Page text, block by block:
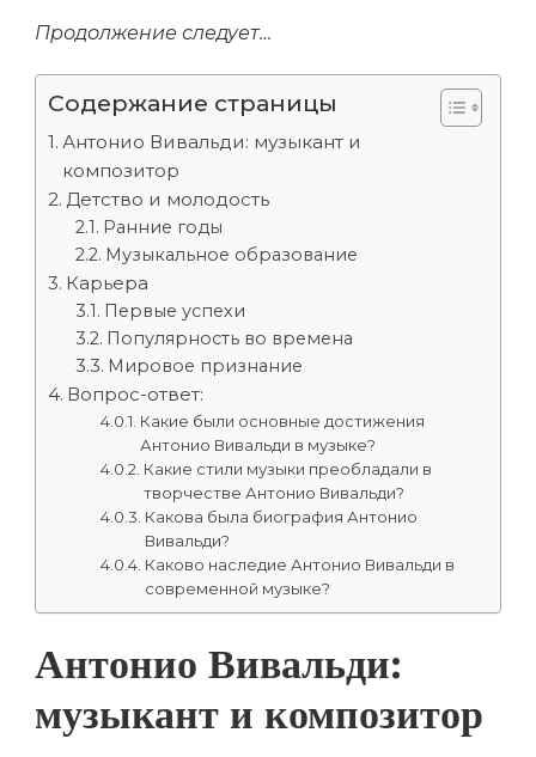
Продолжение следует…
Содержание страницы
Антонио Вивальди: музыкант и
композитор
Детство и молодость
Ранние годы
Музыкальное образование
Карьера
Первые успехи
Популярность во времена
Мировое признание
Вопрос-ответ:
Какие были основные достижения
Антонио Вивальди в музыке?
Какие стили музыки преобладали в
творчестве Антонио Вивальди?
Какова была биография Антонио
Вивальди?
Каково наследие Антонио Вивальди в
современной музыке?
Антонио Вивальди:
музыкант и композитор